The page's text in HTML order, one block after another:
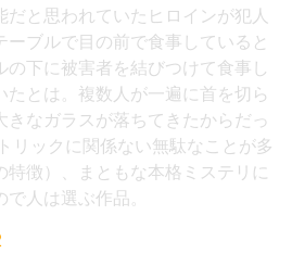
だと思われていたヒロインが犯人
ーブルで目の前で食事していると
の下に被害者を結びつけて食事し
たとは。複数人が一遍に首を切ら
きなガラスが落ちてきたからだっ
リックに関係ない無駄なことが多
特徴）、まともな本格ミステリに
人は選ぶ作品。